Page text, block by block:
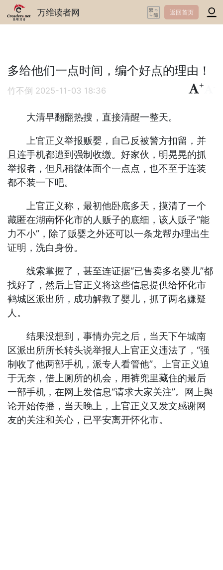
万维读者网 返回首页
多给他们一点时间，编个好点的理由！
竹不倒 2025-11-03 18:36
+
大清早翻翻热搜，直接清醒一整天。
上官正义举报贩婴，自己反被警方扣留，并
且连手机都遭到强制收缴。好家伙，明晃晃的抓
举报者，但凡稍微体面个一点点，也不至于连装
都不装一下吧。
上官正义称，最初他卧底多天，摸清了一个
藏匿在湖南怀化市的人贩子的底细，该人贩子“能
力不小”，除了贩婴之外还可以一条龙帮办理出生
证明，洗白身份。
线索掌握了，甚至连证据“已售卖多名婴儿”都
找好了，然后上官正义将这些信息提供给怀化市
鹤城区派出所，成功解救了婴儿，抓了两名嫌疑
人。
结果没想到，事情办完之后，当天下午城南
区派出所所长转头说举报人上官正义违法了，“强
制收了他两部手机，派专人看管他”。上官正义迫
于无奈，借上厕所的机会，用裤兜里藏住的最后
一部手机，在网上发信息“请求大家关注”。网上舆
论开始传播，当天晚上，上官正义又发文感谢网
友的关注和关心，已平安离开怀化市。